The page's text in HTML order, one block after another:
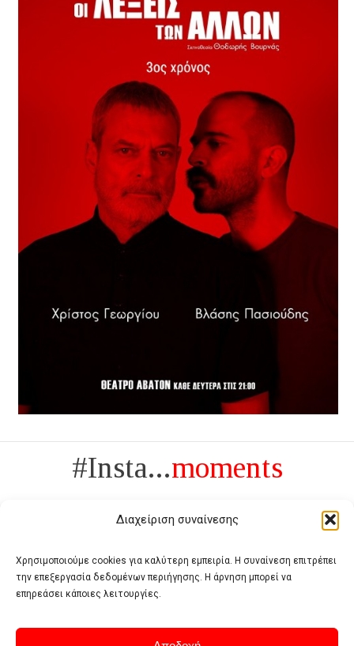
Διαχείριση συναίνεσης
Χρησιμοποιούμε cookies για καλύτερη εμπειρία. Η συναίνεση επιτρέπει
την επεξεργασία δεδομένων περιήγησης. Η άρνηση μπορεί να
επηρεάσει κάποιες λειτουργίες.
#Insta...moments
Πολυτέλεια δεν είναι το αντίθετο της ανέχειας, είναι το αντίθετο της